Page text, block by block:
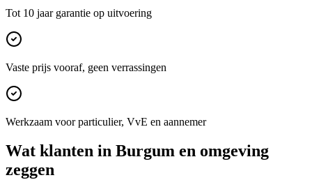
Tot 10 jaar garantie op uitvoering
Vaste prijs vooraf, geen verrassingen
Werkzaam voor particulier, VvE en aannemer
Wat klanten in Burgum en omgeving
zeggen